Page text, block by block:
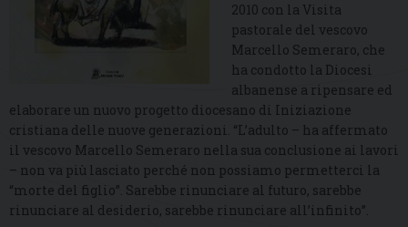
2010 con la Visita
pastorale del vescovo
Marcello Semeraro, che
ha condotto la Diocesi
albanense a ripensare ed
elaborare un nuovo progetto diocesano di Iniziazione
cristiana delle nuove generazioni. “L’adulto – ha affermato
il vescovo Marcello Semeraro nella sua conclusione ai lavori
– non va più lasciato perché non possiamo permetterci la
“morte del figlio”. Sarebbe rinunciare al futuro, sarebbe
rinunciare al desiderio, sarebbe rinunciare all’infinito”.